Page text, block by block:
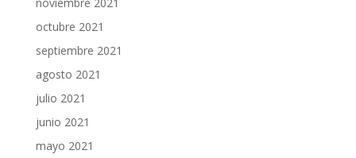
octubre 2021
septiembre 2021
agosto 2021
julio 2021
junio 2021
mayo 2021